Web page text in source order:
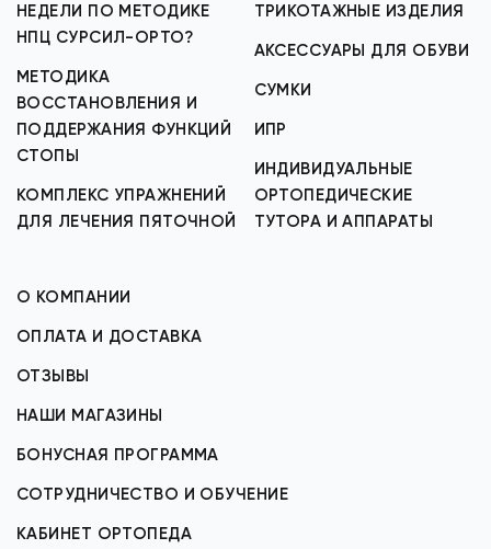
НЕДЕЛИ ПО МЕТОДИКЕ
НПЦ СУРСИЛ-ОРТО?
МЕТОДИКА
ВОССТАНОВЛЕНИЯ И
ПОДДЕРЖАНИЯ ФУНКЦИЙ
СТОПЫ
КОМПЛЕКС УПРАЖНЕНИЙ
ДЛЯ ЛЕЧЕНИЯ ПЯТОЧНОЙ
ТРИКОТАЖНЫЕ ИЗДЕЛИЯ
АКСЕССУАРЫ ДЛЯ ОБУВИ
СУМКИ
ИПР
ИНДИВИДУАЛЬНЫЕ
ОРТОПЕДИЧЕСКИЕ
ТУТОРА И АППАРАТЫ
О КОМПАНИИ
ОПЛАТА И ДОСТАВКА
ОТЗЫВЫ
НАШИ МАГАЗИНЫ
БОНУСНАЯ ПРОГРАММА
СОТРУДНИЧЕСТВО И ОБУЧЕНИЕ
КАБИНЕТ ОРТОПЕДА